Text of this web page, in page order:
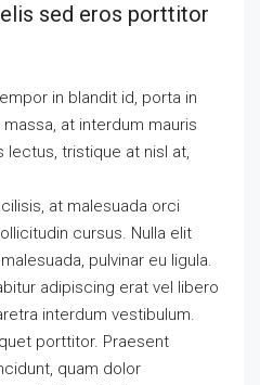
sed eros porttitor
in blandit id, porta in
at interdum mauris
lectus, tristique at nisl at,
at malesuada orci
cursus. Nulla elit
pulvinar eu ligula.
adipiscing erat vel libero
interdum vestibulum.
porttitor. Praesent
quam dolor